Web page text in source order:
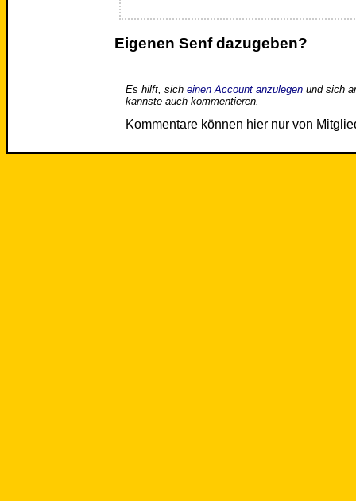
Eigenen Senf dazugeben?
Es hilft, sich einen Account anzulegenund sich
kannste auch kommentieren.
Kommentare können hier nur von